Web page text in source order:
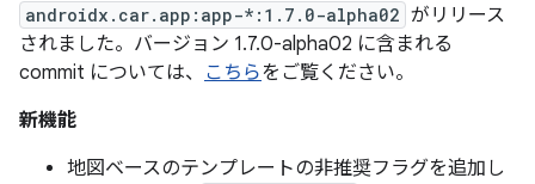
androidx.car.app:app-*:1.7.0-alpha02 がリリース
されました。バージョン 1.7.0-alpha02 に含まれる
commit については、 こちらをご覧ください。
新機能
地図ベースのテンプレートの非推奨フラグを追加し